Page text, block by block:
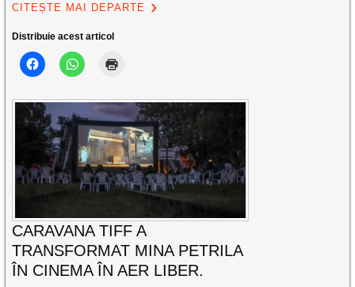
CITEȘTE MAI DEPARTE
Distribuie acest articol
CARAVANA TIFF A
TRANSFORMAT MINA PETRILA
ÎN CINEMA ÎN AER LIBER.